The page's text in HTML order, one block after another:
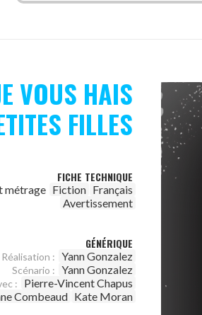
VOUS HAIS
FILLES
FICHE TECHNIQUE
métrage Fiction Français
Avertissement
GÉNÉRIQUE
Réalisation : Yann Gonzalez
Scénario : Yann Gonzalez
:
Pierre-Vincent Chapus
Combeaud Kate Moran